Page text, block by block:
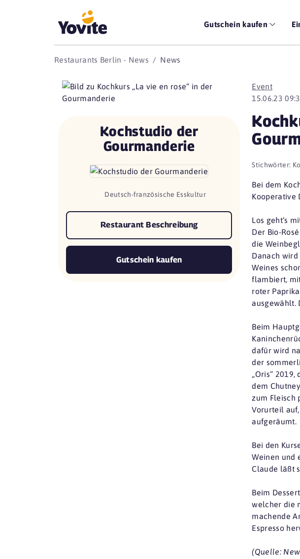
Gutschein kaufen
Restaurants Berlin - News News
Event
15.06.23
Stichwörter:
Bei dem
Kooperative
Los geht‘s
Der Bio-
die
Danach
Weines
flambiert,
roter
ausgewählt.
Beim
dafür wird
der
„Oris“
dem
zum Fleisch
Vorurteil
aufgeräumt.
Bei den
Weinen und
Claude läßt
Beim
welcher die
machende
Espresso
(Quelle:
Kochstudio der
Gourmanderie
Deutsch-französische Esskultur
Restaurant Beschreibung
Gutschein kaufen